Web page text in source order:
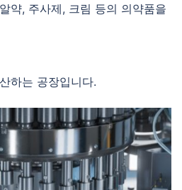
약, 주사제, 크림 등의 의약품을
하는 공장입니다.